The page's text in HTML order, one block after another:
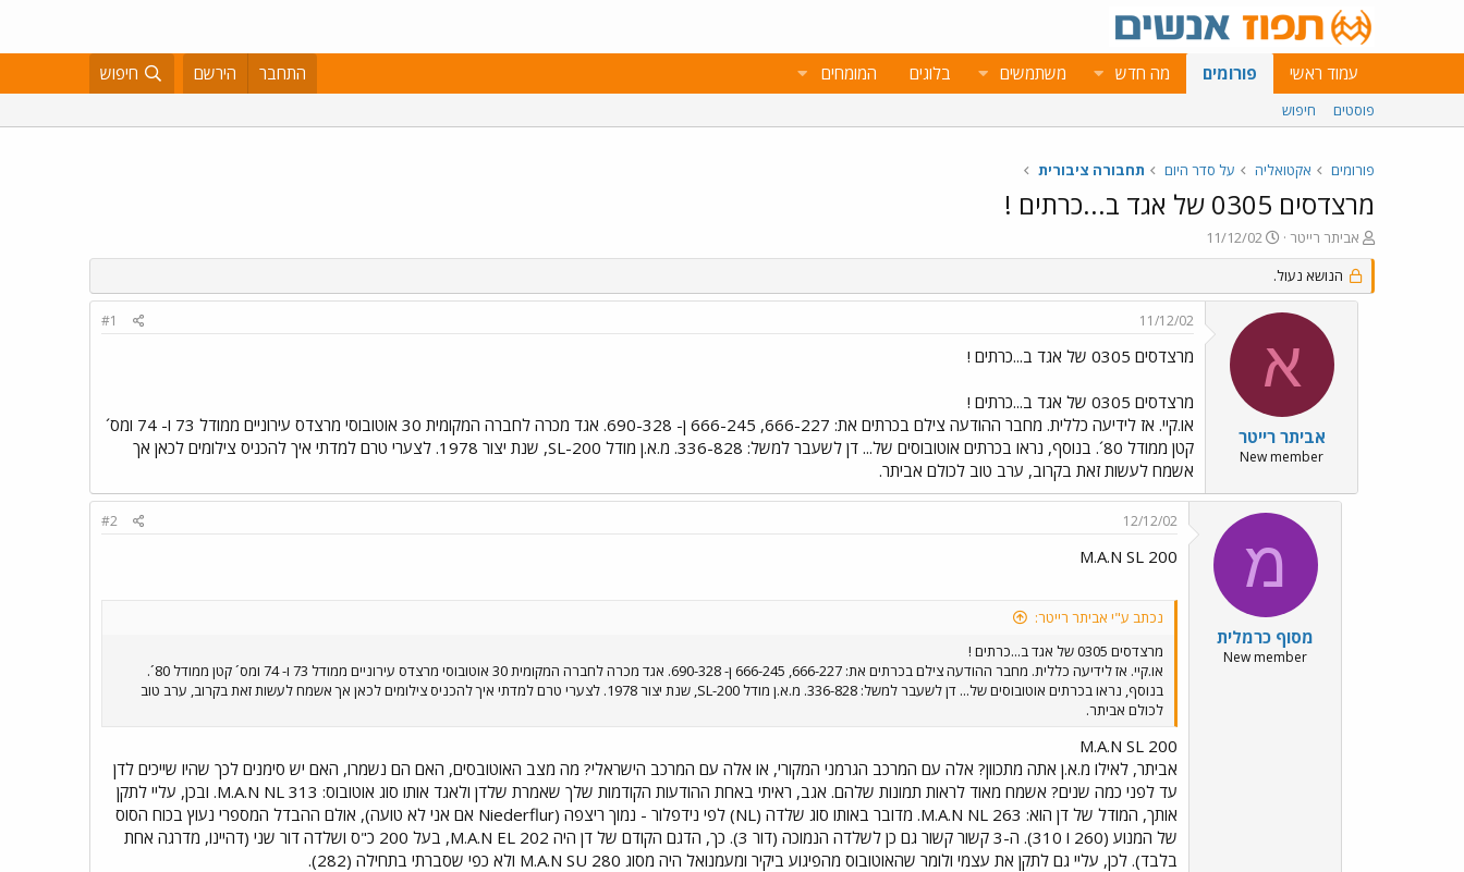
עמוד ראשי פורומים מה חדש משתמשים בלוגים המומחים התחבר הירשם חיפוש
פוסטים חיפוש
פורומים אקטואליה על סדר היום תחבורה ציבורית
מרצדסים 0305 של אגד ב...כרתים !
פ
ו
ת
ח
אביתר רייטר
פ
ו
ס
ם
י
ך
11/12/02
הנושא נעול.
א
אביתר רייטר
New member
11/12/02
#1
מרצדסים 0305 של אגד ב...כרתים !
מרצדסים 0305 של אגד ב...כרתים !
או.קיי. אז לידיעה כללית. מחבר ההודעה צילם בכרתים את: 666-227, 666-245 ן- 690-328. אגד מכרה לחברה המקומית 30 אוטובוסי מרצדס עירוניים ממודל 73 ו- 74 ומס´
קטן ממודל 80´. בנוסף, נראו בכרתים אוטובוסים של... דן לשעבר למשל: 336-828. מ.א.ן מודל SL-200, שנת יצור 1978. לצערי טרם למדתי איך להכניס צילומים לכאן אך
אשמח לעשות זאת בקרוב, ערב טוב לכולם אביתר.
מ
מסוף כרמלית
New member
12/12/02
#2
M.A.N SL 200
נכתב ע"י אביתר רייטר:
מרצדסים 0305 של אגד ב...כרתים !
או.קיי. אז לידיעה כללית. מחבר ההודעה צילם בכרתים את: 666-227, 666-245 ן- 690-328. אגד מכרה לחברה המקומית 30 אוטובוסי מרצדס עירוניים ממודל 73 ו- 74 ומס´ קטן ממודל 80´.
בנוסף, נראו בכרתים אוטובוסים של... דן לשעבר למשל: 336-828. מ.א.ן מודל SL-200, שנת יצור 1978. לצערי טרם למדתי איך להכניס צילומים לכאן אך אשמח לעשות זאת בקרוב, ערב טוב
לכולם אביתר.
M.A.N SL 200
אביתר, לאילו מ.א.ן אתה מתכוון? אלה עם המרכב הגרמני המקורי, או אלה עם המרכב הישראלי? מה מצב האוטובסים, האם הם נשמרו, האם יש סימנים לכך שהיו שייכים לדן
עד לפני כמה שנים? אשמח מאוד לראות תמונות שלהם. אגב, ראיתי באחת ההודעות הקודמות שלך שאמרת שלדן ולאגד אותו סוג אוטובוס: M.A.N NL 313. ובכן, עליי לתקן
אותך, המודל של דן הוא: M.A.N NL 263. מדובר באותו סוג שלדה (NL) לפי נידפלור - נמוך ריצפה (Niederflur אם אני לא טועה), אולם ההבדל המספרי נעוץ בכוח הסוס
של המנוע (260 ו 310). ה-3 קשור קשור גם כן לשלדה הנמוכה (דור 3). כך, הדגם הקודם של דן היה M.A.N EL 202, בעל 200 כ"ס ושלדה דור שני (דהיינו, מדרגה אחת
בלבד). לכן, עליי גם לתקן את עצמי ולומר שהאוטובוס מהפיגוע ביקיר ומעמנואל היה מסוג M.A.N SU 280 ולא כפי שסברתי בתחילה (282).